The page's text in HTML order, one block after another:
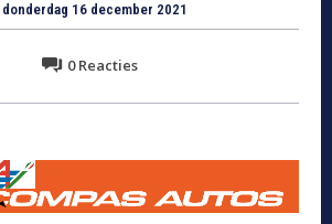
donderdag 16 december 2021
0Reacties